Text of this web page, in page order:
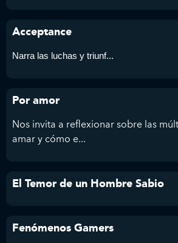
Acceptance
Narra las luchas y triunf...
Por amor
Nos invita a reflexionar sobre las
amar y cómo e...
El Temor de un Hombre Sabio
Fenómenos Gamers